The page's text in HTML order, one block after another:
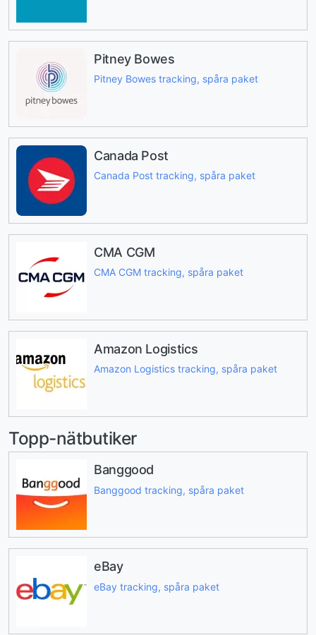
Pitney Bowes
Pitney Bowes tracking, spåra paket
Canada Post
Canada Post tracking, spåra paket
CMA CGM
CMA CGM tracking, spåra paket
Amazon Logistics
Amazon Logistics tracking, spåra paket
Topp-nätbutiker
Banggood
Banggood tracking, spåra paket
eBay
eBay tracking, spåra paket